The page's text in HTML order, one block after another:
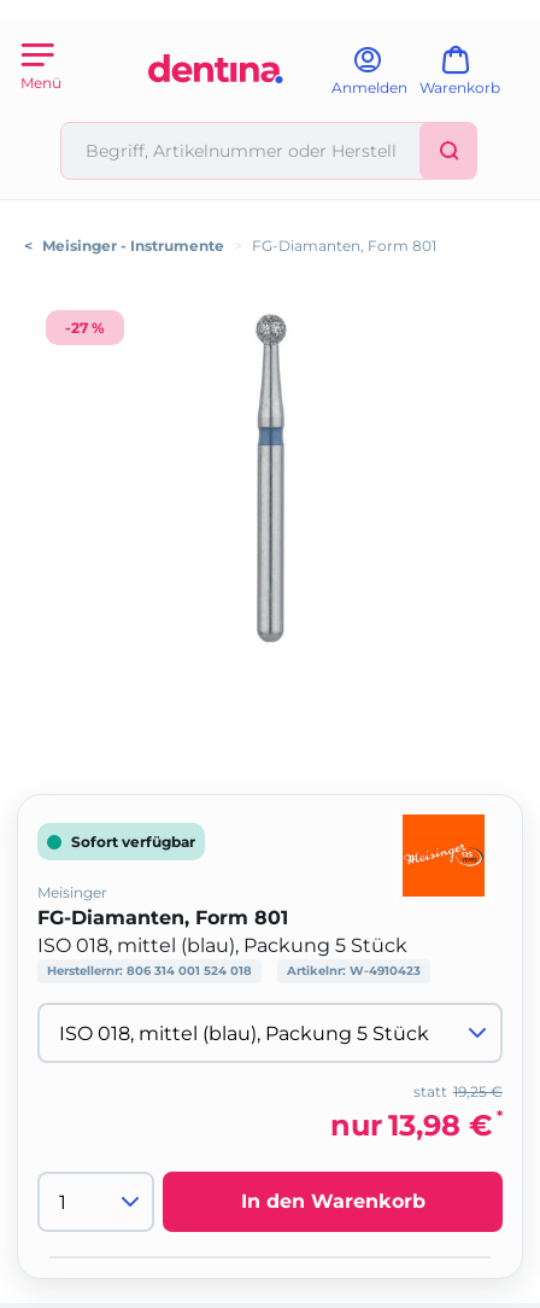
Menü Anmelden Warenkorb
< Meisinger - Instrumente > FG-Diamanten, Form 801
-27 %
Sofort verfügbar
Meisinger
FG-Diamanten, Form 801
ISO 018, mittel (blau), Packung 5 Stück
Herstellernr: 806 314 001 524 018 Artikelnr: W-4910423
19,25 €
statt
nur13,98 € *
In den Warenkorb